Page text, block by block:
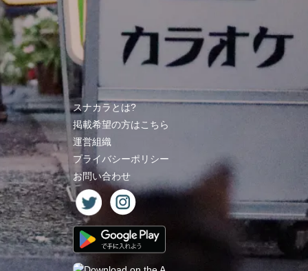
スナカラとは?
掲載希望の方はこちら
運営組織
プライバシーポリシー
お問い合わせ